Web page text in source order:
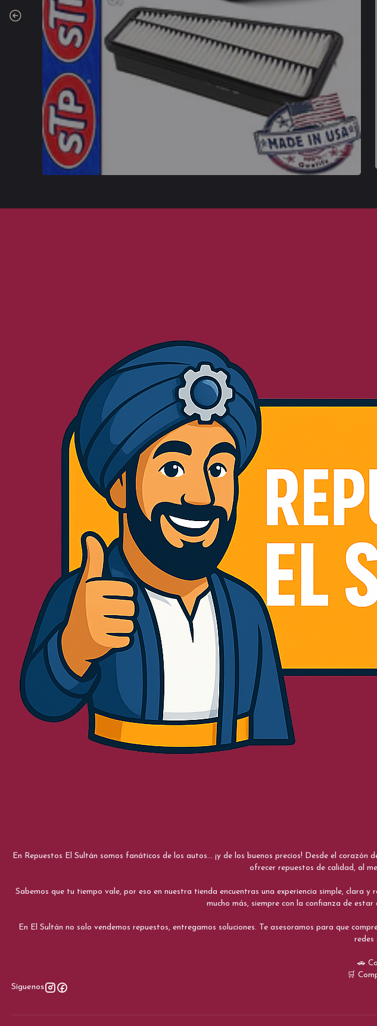
En Repuestos El Sultán somos fanáticos de los autos... ¡y de los buenos precios! Desde el
ofrecer repuestos de calidad, al
Sabemos que tu tiempo vale, por eso en nuestra tienda encuentras una experiencia simple, clara
mucho más, siempre con la confianza de
En El Sultán no solo vendemos repuestos, entregamos soluciones. Te asesoramos para que
redes
🚗
🛒
Síguenos